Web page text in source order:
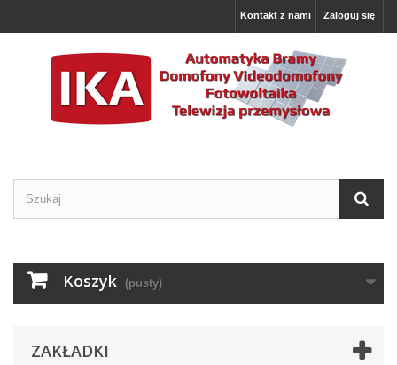
Zaloguj się
Kontakt z nami
Koszyk (pusty)
ZAKŁADKI